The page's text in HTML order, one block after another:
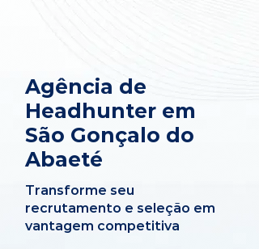
Agência de
Headhunter em
São Gonçalo do
Abaeté
Transforme seu
recrutamento e seleção em
vantagem competitiva